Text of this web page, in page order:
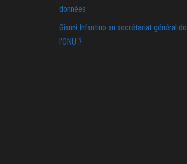
données
Gianni Infantino au secrétariat général de
l’ONU ?